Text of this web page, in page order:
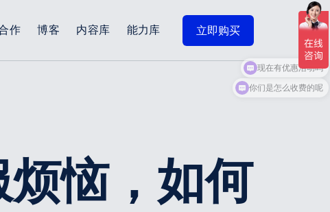
作 博客 内容库 能力库 立即购买
恼，如何
现在有优惠活动吗